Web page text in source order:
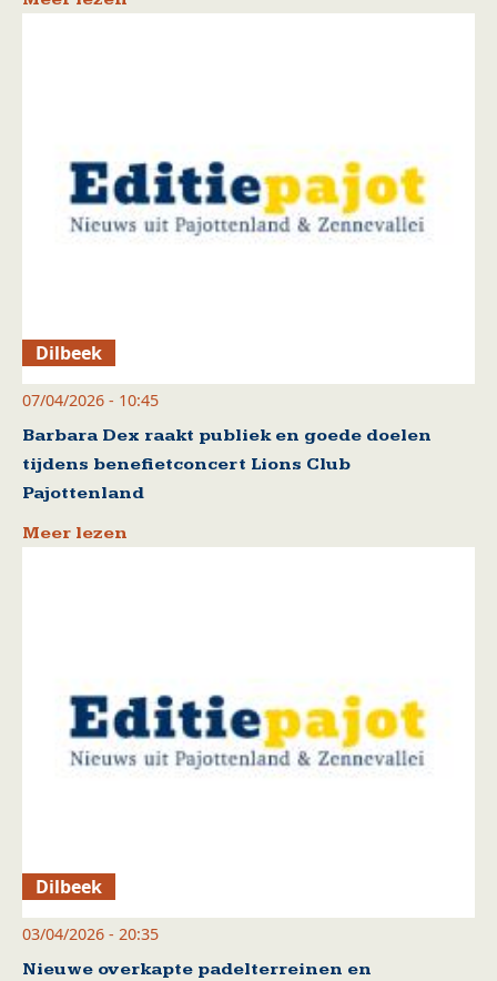
Dilbeek
07/04/2026 - 10:45
Barbara Dex raakt publiek en goede doelen
tijdens benefietconcert Lions Club
Pajottenland
Meer lezen
Dilbeek
03/04/2026 - 20:35
Nieuwe overkapte padelterreinen en